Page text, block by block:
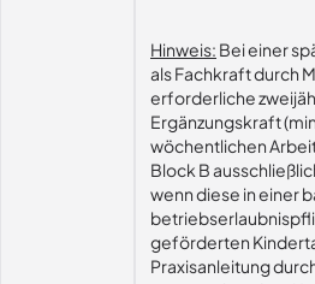
Hinweis: Bei einer
als Fachkraft durch
erforderliche
Ergänzungskraft
wöchentlichen
Block B
wenn diese in einer
geförderten
Praxisanleitung